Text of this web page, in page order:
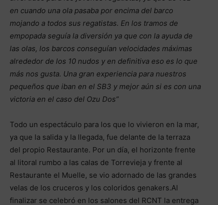
en cuando una ola pasaba por encima del barco
mojando a todos sus regatistas. En los tramos de
empopada seguía la diversión ya que con la ayuda de
las olas, los barcos conseguían velocidades máximas
alrededor de los 10 nudos y en definitiva eso es lo que
más nos gusta. Una gran experiencia para nuestros
pequeños que iban en el SB3 y mejor aún si es con una
victoria en el caso del Ozu Dos”
Todo un espectáculo para los que lo vivieron en la mar,
ya que la salida y la llegada, fue delante de la terraza
del propio Restaurante. Por un día, el horizonte frente
al litoral rumbo a las calas de Torrevieja y frente al
Restaurante el Muelle, se vio adornado de las grandes
velas de los cruceros y los coloridos genakers.Al
finalizar se celebró en los salones del RCNT la entrega